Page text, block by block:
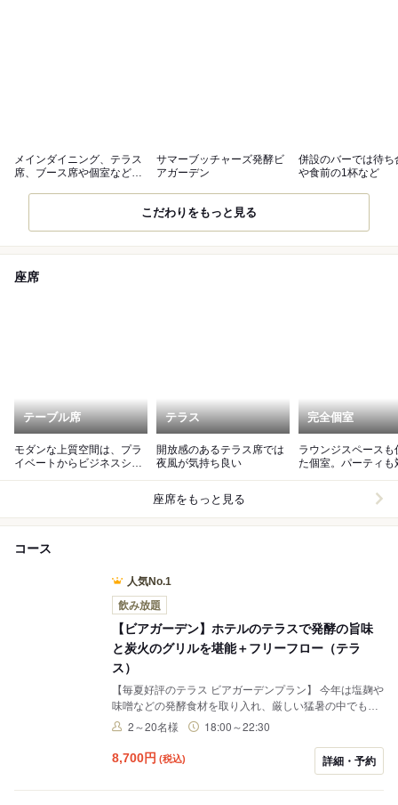
メインダイニング、テラス
席、ブース席や個室など
サマーブッチャーズ発酵ビ
アガーデン
併設のバーでは待ち
や食前の1杯など
こだわりをもっと見る
座席
テーブル席
モダンな上質空間は、プラ
イベートからビジネスシー
テラス
開放感のあるテラス席では
夜風が気持ち良い
完全個室
ラウンジスペースも
た個室。パーティも
座席をもっと見る
コース
人気No.1
飲み放題
【ビアガーデン】ホテルのテラスで発酵の旨味
と炭火のグリルを堪能＋フリーフロー（テラ
ス）
【毎夏好評のテラス ビアガーデンプラン】 今年は塩麹や
味噌などの発酵食材を取り入れ、厳しい猛暑の中でも腸
内環境を整え、夏バテ予防も期待できるメニューをご用
と発酵の旨味が重なり、暑さの中でも食が進むダイナミ
ックなお料理を、フリーフローとともにぜひお楽しみく
2～20名様 18:00～22:30
8,700円 (税込) 詳細・予約